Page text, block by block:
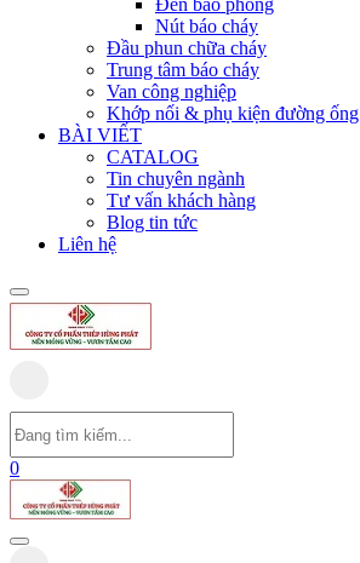
Đèn báo phòng
Nút báo cháy
Đầu phun chữa cháy
Trung tâm báo cháy
Van công nghiệp
Khớp nối & phụ kiện đường ống
BÀI VIẾT
CATALOG
Tin chuyên ngành
Tư vấn khách hàng
Blog tin tức
Liên hệ
0